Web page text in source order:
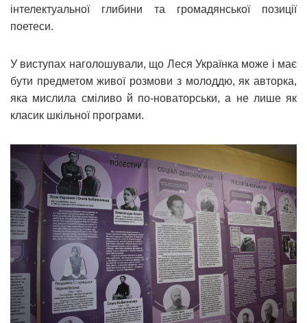
інтелектуальної глибини та громадянської позиції
поетеси.
У виступах наголошували, що Леся Українка може і має
бути предметом живої розмови з молоддю, як авторка,
яка мислила сміливо й по-новаторськи, а не лише як
класик шкільної програми.